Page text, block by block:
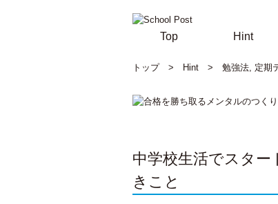
Top Hint
トップ> Hint > 勉強法, 定期
中学校生活でスタ
きこと